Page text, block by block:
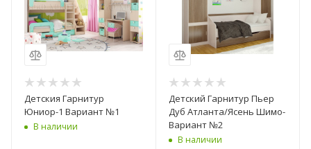
Детския Гарнитур
Юниор-1 Вариант №1
В наличии
Детский Гарнитур Пьер
Дуб Атланта/Ясень Шимо-
Вариант №2
В наличии